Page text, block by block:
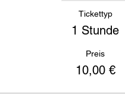
Tickettyp
1 Stunde
Preis
10,00 €